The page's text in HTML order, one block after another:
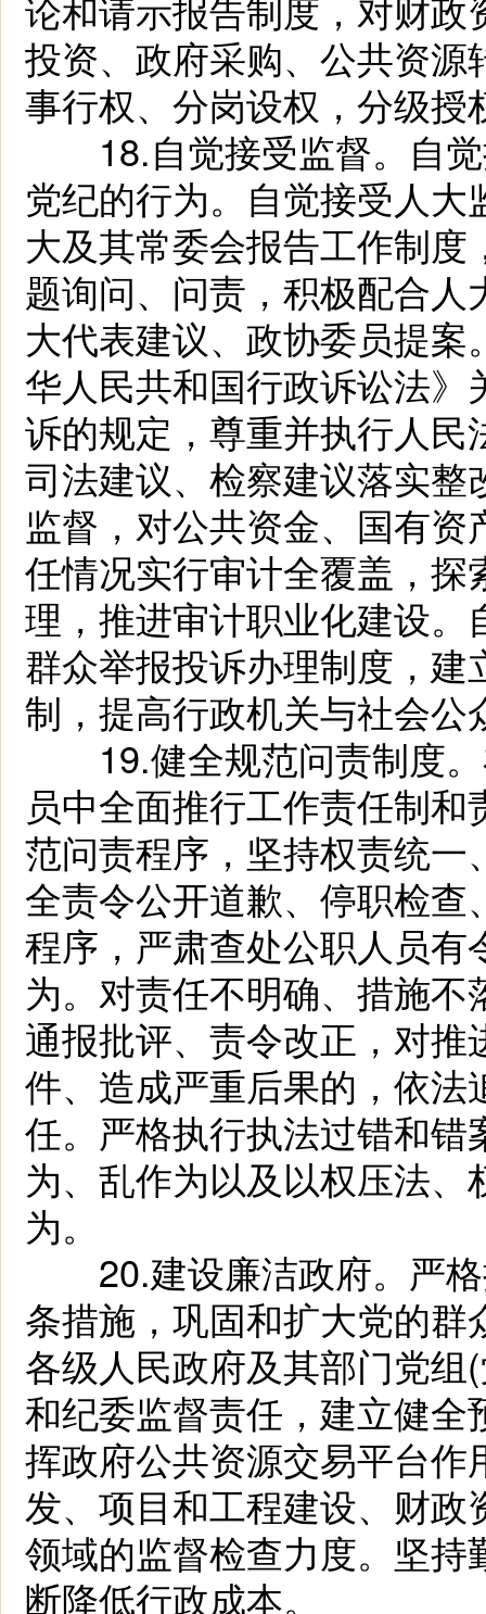
投资、政府采购、公共资
事行权、分岗设权，分级授
18.自觉接受监督。自觉
党纪的行为。自觉接受人
大及其常委会报告工作制
题询问、问责，积极配合
大代表建议、政协委员提
华人民共和国行政诉讼法
诉的规定，尊重并执行人
司法建议、检察建议落实
监督，对公共资金、国有
任情况实行审计全覆盖，
理，推进审计职业化建设
群众举报投诉办理制度，
制，提高行政机关与社会
19.健全规范问责制度。
员中全面推行工作责任制
范问责程序，坚持权责统
全责令公开道歉、停职检
程序，严肃查处公职人员
为。对责任不明确、措施
通报批评、责令改正，对
件、造成严重后果的，依
任。严格执行执法过错和
为、乱作为以及以权压法
为。
20.建设廉洁政府。严格
条措施，巩固和扩大党的
各级人民政府及其部门党
和纪委监督责任，建立健
挥政府公共资源交易平台
发、项目和工程建设、财
领域的监督检查力度。坚
断降低行政成本。